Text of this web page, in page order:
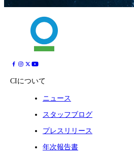
CIについて
ニュース
スタッフブログ
プレスリリース
年次報告書